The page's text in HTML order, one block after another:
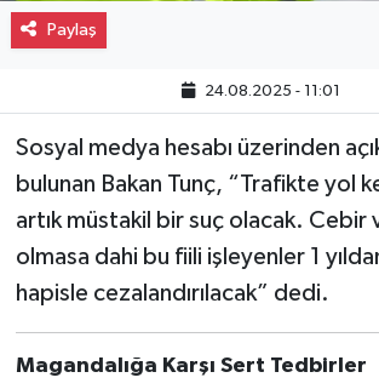
Paylaş
24.08.2025 - 11:01
Sosyal medya hesabı üzerinden
bulunan Bakan Tunç, “Trafikte yol
artık müstakil bir suç olacak. Cebir
olmasa dahi bu fiili işleyenler 1
hapisle cezalandırılacak” dedi.
Magandalığa Karşı Sert Tedbirler